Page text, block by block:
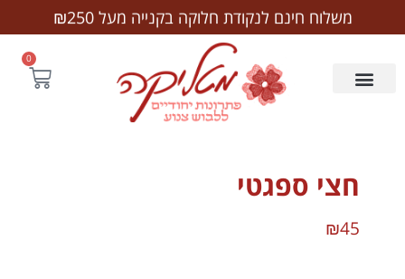
משלוח חינם לנקודת חלוקה בקנייה מעל ₪250
0
חצי ספגטי
₪45